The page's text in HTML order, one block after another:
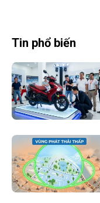
Tin phổ biến